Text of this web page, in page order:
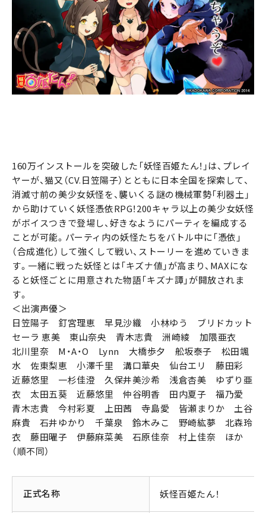
160万インストールを突破した「妖怪百姫たん！」は、プレイ
ヤーが、猫又（CV.日笠陽子）とともに日本全国を探索して、
消滅寸前の美少女妖怪を、襲いくる謎の機械軍勢「利器土」
から助けていく妖怪憑依RPG！200キャラ以上の美少女妖怪
がボイスつきで登場し、好きなようにパーティを編成する
ことが可能。パーティ内の妖怪たちをバトル中に「憑依」
（合成進化）して強くして戦い、ストーリーを進めていきま
す。一緒に戦った妖怪とは「キズナ値」が高まり、MAXにな
ると妖怪ごとに用意された物語「キズナ譚」が開放されま
す。
＜出演声優＞
日笠陽子 釘宮理恵 早見沙織 小林ゆう ブリドカット
セーラ 恵美 東山奈央 青木志貴 洲崎綾 加隈亜衣
北川里奈 M・A・O Lynn 大橋歩夕 舩坂泰子 松田颯
水 佐東梨恵 小澤千里 溝口華央 仙台エリ 藤田彩
近藤悠里 一杉佳澄 久保井美沙希 浅倉杏美 ゆずり亜
衣 太田五葵 近藤悠里 仲谷明香 田内夏子 福乃愛
青木志貴 今村彩夏 上田茜 寺島愛 皆瀬まりか 土谷
麻貴 石井ゆかり 千葉泉 鈴木みこ 野崎紘夢 北森玲
衣 藤田曜子 伊藤麻菜美 石原佳奈 村上佳奈 ほか
（順不同）
正式名称 妖怪百姫たん！